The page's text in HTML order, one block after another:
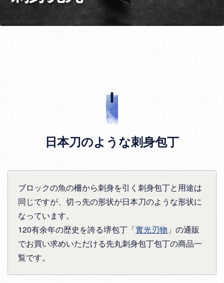
日本刀のような刺身包丁
ブロックの魚の柵から刺身を引く刺身包丁と用途は
同じですが、切っ先の形状が日本刀のような形状に
なっています。
120有余年の歴史を誇る堺包丁「實光刃物 」の通販
でお買い求めいただける先丸刺身包丁包丁の商品一
覧です。